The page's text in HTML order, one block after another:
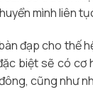
mình liên
đạp cho thế
biệt sẽ có cơ
cũng như